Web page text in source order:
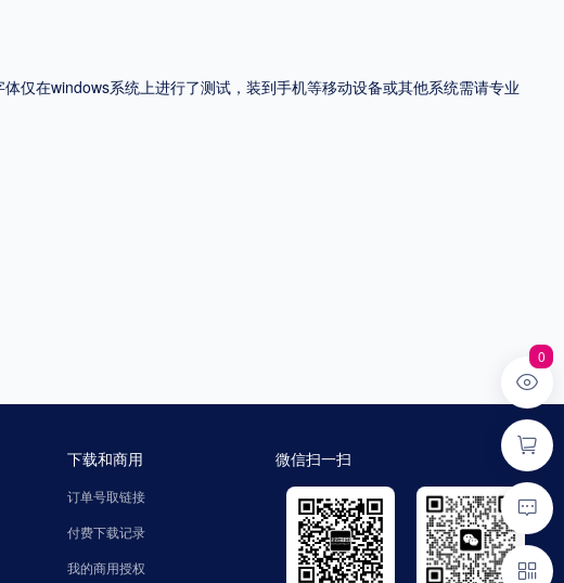
仅在windows系统上进行了测试，装到手机等移动设备或其他系统需请专业
下载和商用
订单号取链接
付费下载记录
我的商用授权
微信扫一扫
0